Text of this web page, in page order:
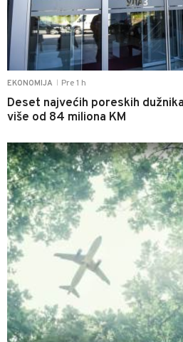
EKONOMIJA Pre 1 h
Deset najvećih poreskih
više od 84 miliona KM